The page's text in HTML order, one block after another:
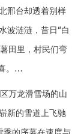
邢台却透着别样
波涟涟，昔日“白
田里，村民们弯
。…
万龙滑雪场的山
新的雪道上飞驰
的序幕在速度与